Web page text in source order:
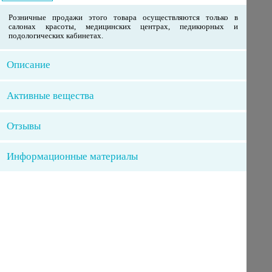
Розничные продажи этого товара осуществляются только в
салонах красоты, медицинских центрах, педикюрных и
подологических кабинетах.
Описание
Активные вещества
Отзывы
Информационные материалы